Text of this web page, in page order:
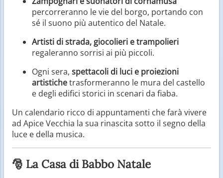
percorreranno le vie del borgo, portando con
sé il suono più autentico del Natale.
Artisti di strada, giocolieri e trampolieri
regaleranno sorrisi ai più piccoli.
Ogni sera, spettacoli di luci e proiezioni
artistichetrasformeranno le mura del castello
e degli edifici storici in scenari da fiaba.
Un calendario ricco di appuntamenti che farà vivere
ad Apice Vecchia la sua rinascita sotto il segno della
luce e della musica.
🎅 La Casa di Babbo Natale